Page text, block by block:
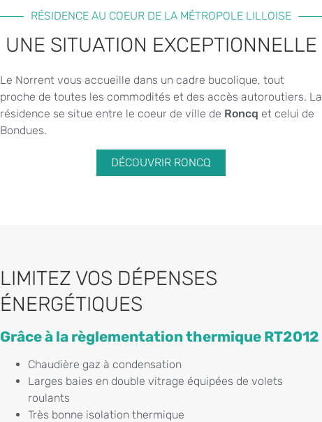
RÉSIDENCE AU COEUR DE LA MÉTROPOLE LILLOISE
UNE SITUATION EXCEPTIONNELLE
Le Norrent vous accueille dans un cadre bucolique, tout
proche de toutes les commodités et des accès autoroutiers. La
résidence se situe entre le coeur de ville de Roncq et celui de
Bondues.
DÉCOUVRIR RONCQ
LIMITEZ VOS DÉPENSES
ÉNERGÉTIQUES
Grâce à la règlementation thermique RT2012
Chaudière gaz à condensation
Larges baies en double vitrage équipées de volets
roulants
Très bonne isolation thermique